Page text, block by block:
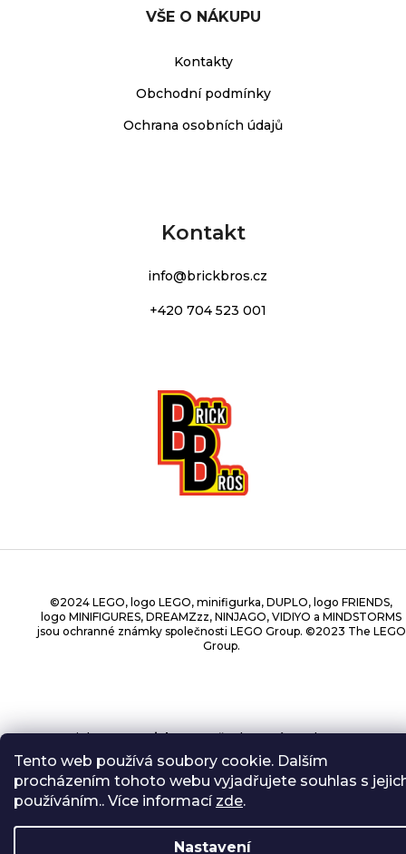
Tento web používá soubory cookie. Dalším
procházením tohoto webu vyjadřujete souhlas s
používáním.. Více informací zde.
Nastavení
VŠE O NÁKUPU
Kontakty
Obchodní podmínky
Ochrana osobních údajů
Kontakt
info@brickbros.cz
+420 704 523 001
©2024 LEGO, logo LEGO, minifigurka, DUPLO, logo FRIENDS,
logo MINIFIGURES, DREAMZzz, NINJAGO, VIDIYO a MINDSTORMS
jsou ochranné známky společnosti LEGO Group. ©2023 The LEGO
Group.
Copyright 2026BrickBros. Všechna práva vyhrazena.